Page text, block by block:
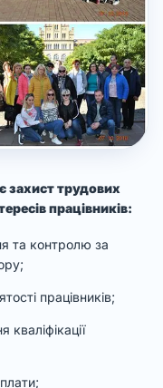
захист трудових
працівників:
та контролю за
працівників;
кваліфікації